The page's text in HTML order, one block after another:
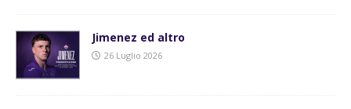
Jimenez ed altro
26 Luglio 2026